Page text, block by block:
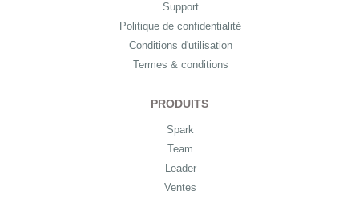
Support
Politique de confidentialité
Conditions d'utilisation
Termes & conditions
PRODUITS
Spark
Team
Leader
Ventes